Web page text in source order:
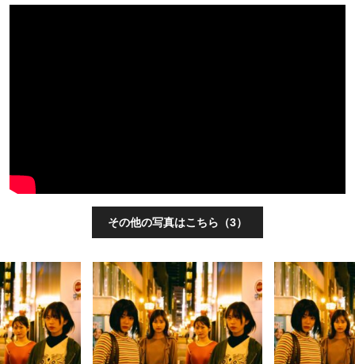
その他の写真はこちら（3）